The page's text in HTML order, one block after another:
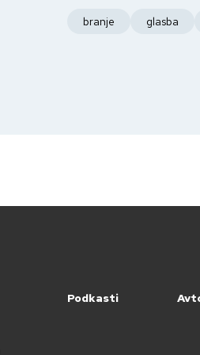
branje glasba
Podkasti